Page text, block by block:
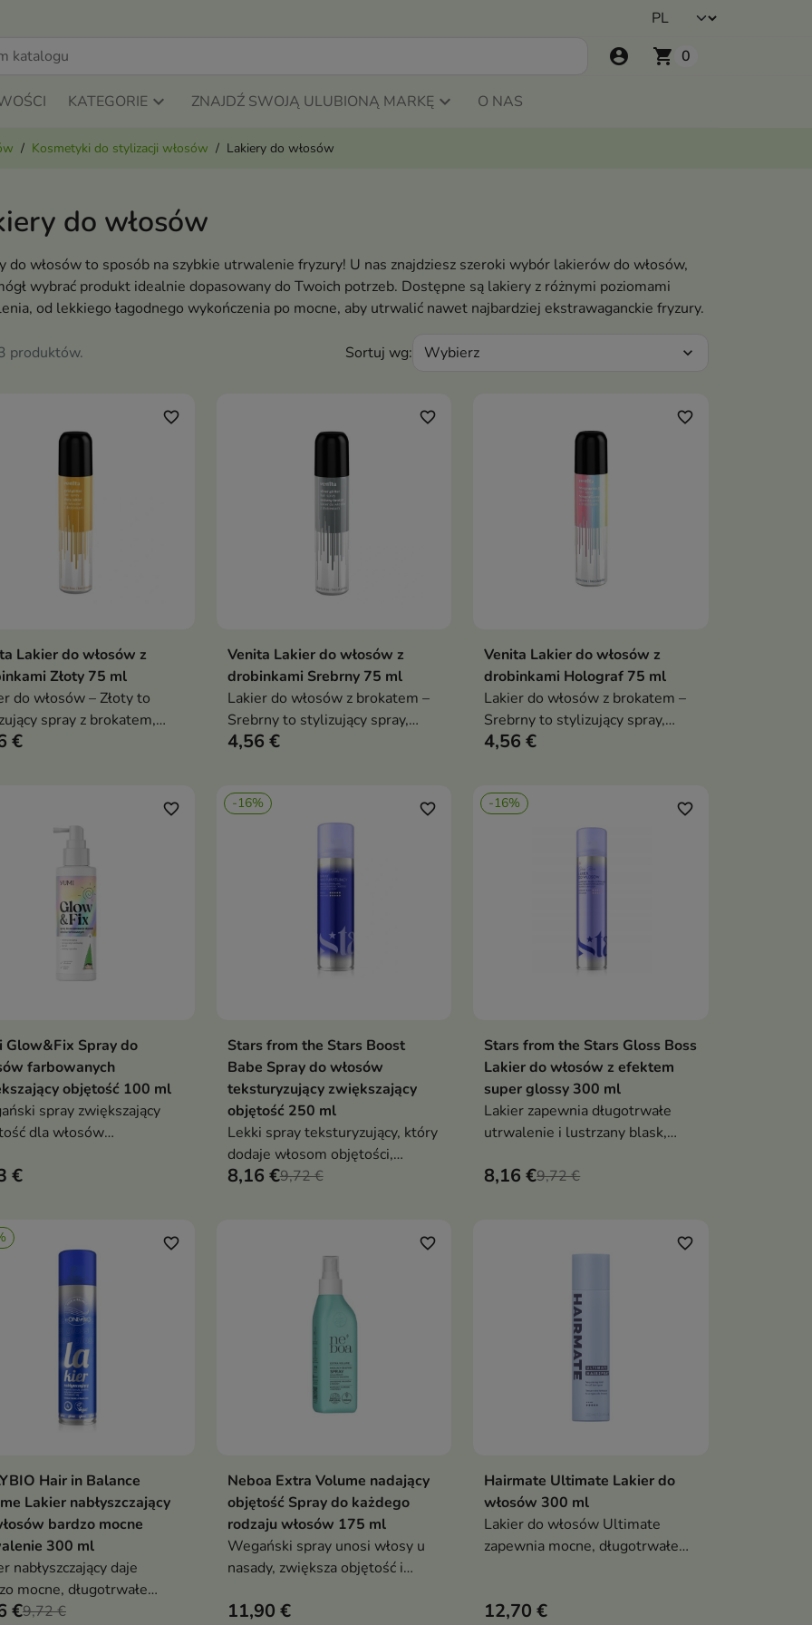
account_circle shopping_cart 0
KATEGORIE ZNAJDŹ SWOJĄ ULUBIONĄ MARKĘ O NAS
Kosmetyki do stylizacji włosów Lakiery do włosów
do włosów
do włosów to sposób na szybkie utrwalenie fryzury! U nas znajdziesz szeroki wybór lakierów do włosów,
wybrać produkt idealnie dopasowany do Twoich potrzeb. Dostępne są lakiery z różnymi poziomami
od lekkiego łagodnego wykończenia po mocne, aby utrwalić nawet najbardziej ekstrawaganckie fryzury.
produktów. Sortuj wg: Wybierz expand_more
Dodaj do koszyka
favorite_border
Lakier do włosów z
Złoty 75 ml
do włosów – Złoty to
spray z brokatem,
utrwala fryzurę i nadaje jej
€
Dodaj do koszyka
favorite_border
Venita Lakier do włosów z
drobinkami Srebrny 75 ml
Lakier do włosów z brokatem –
Srebrny to stylizujący spray,
który utrwala fryzurę i nadaje jej
zdjęciowe i wyjątkowe okazje
4,56 €
Dodaj do koszyka
favorite_border
Venita Lakier do włosów z
drobinkami Holograf 75 ml
Lakier do włosów z brokatem –
Srebrny to stylizujący spray,
który utrwala fryzurę i nadaje jej
zdjęciowe i wyjątkowe okazje
4,56 €
Dodaj do koszyka
favorite_border
Glow&Fix Spray do
farbowanych
objętość 100 ml
spray zwiększający
dla włosów
chroni kolor, regeneruje
€
-16%
Dodaj do koszyka
favorite_border
Stars from the Stars Boost
Babe Spray do włosów
teksturyzujący zwiększający
objętość 250 ml
Lekki spray teksturyzujący, który
dodaje włosom objętości,
utrwala fryzurę i nadaje
8,16 €9,72 €
-16%
Dodaj do koszyka
favorite_border
Stars from the Stars Gloss Boss
Lakier do włosów z efektem
super glossy 300 ml
Lakier zapewnia długotrwałe
utrwalenie i lustrzany blask,
odporne na puszenie
8,16 €9,72 €
Dodaj do koszyka
favorite_border
Hair in Balance
Lakier nabłyszczający
bardzo mocne
300 ml
nabłyszczający daje
mocne, długotrwałe
i intensywny połysk
€9,72 €
Dodaj do koszyka
favorite_border
Neboa Extra Volume nadający
objętość Spray do każdego
rodzaju włosów 175 ml
Wegański spray unosi włosy u
nasady, zwiększa objętość i
chroni i odświeża włosy, nadając
11,90 €
Dodaj do koszyka
favorite_border
Hairmate Ultimate Lakier do
włosów 300 ml
Lakier do włosów Ultimate
zapewnia mocne, długotrwałe
szybkoschnącej formule z
12,70 €